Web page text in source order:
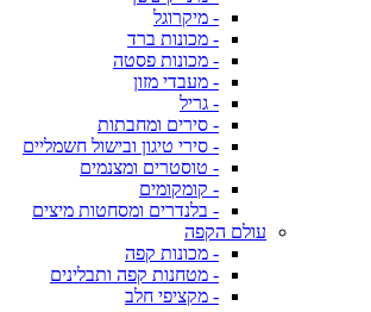
- מיקרוגל
- מכונות ברד
- מכונות פסטה
- מעבדי מזון
- גריל
- סירים ומחבתות
- סירי טיגון ובישול חשמליים
- טוסטרים ומצנמים
- קומקומים
- בלנדרים ומסחטות מיצים
עולם הקפה
- מכונות קפה
- מטחנות קפה ותבלינים
- מקציפי חלב